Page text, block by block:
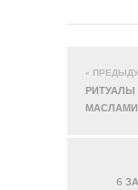
«
РИТУАЛЫ
МАСЛАМИ
6